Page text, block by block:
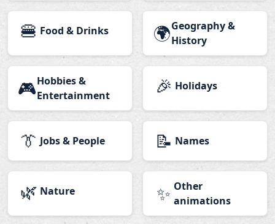
🍔 Food & Drinks 🌍Geography &
History
🎮Hobbies &
Entertainment
🎉 Holidays
👔 Jobs & People 📝 Names
🌿 Nature ✨ Other
animations